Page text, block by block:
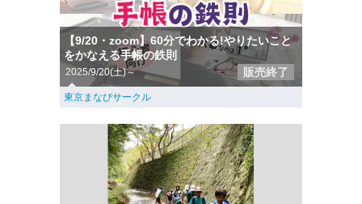
【9/20・zoom】60分でわかる!やりたいこと
をかなえる手帳の鉄則
2025/9/20(土)～ 販売終了
東京まなびサークル